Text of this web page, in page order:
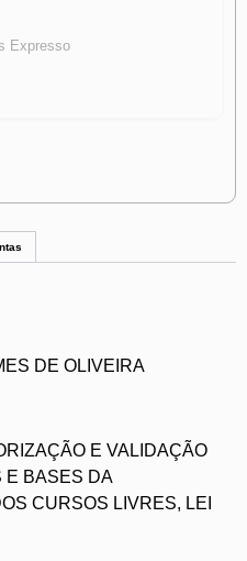
Expresso
DE OLIVEIRA
E VALIDAÇÃO
E BASES DA
CURSOS LIVRES, LEI